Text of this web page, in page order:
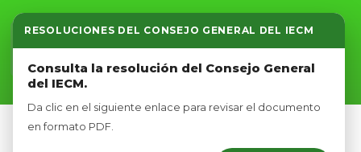
RESOLUCIONES DEL CONSEJO GENERAL DEL IECM
Consulta la resolución del Consejo General
del IECM.
Da clic en el siguiente enlace para revisar el documento
en formato PDF.
Inicio
Nosotros
Afíliate